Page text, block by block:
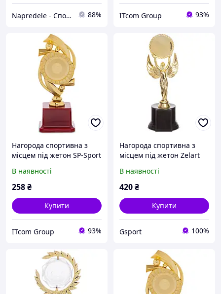
Napredele - Спорттовары оптом в Украине 88% ITcom Group 93%
Нагорода спортивна з
місцем під жетон SP-Sport
В наявності
258₴
Купити
ITcom Group 93%
Нагорода спортивна з
місцем під жетон Zelart
Gsport
В наявності
420₴
Купити
Gsport 100%